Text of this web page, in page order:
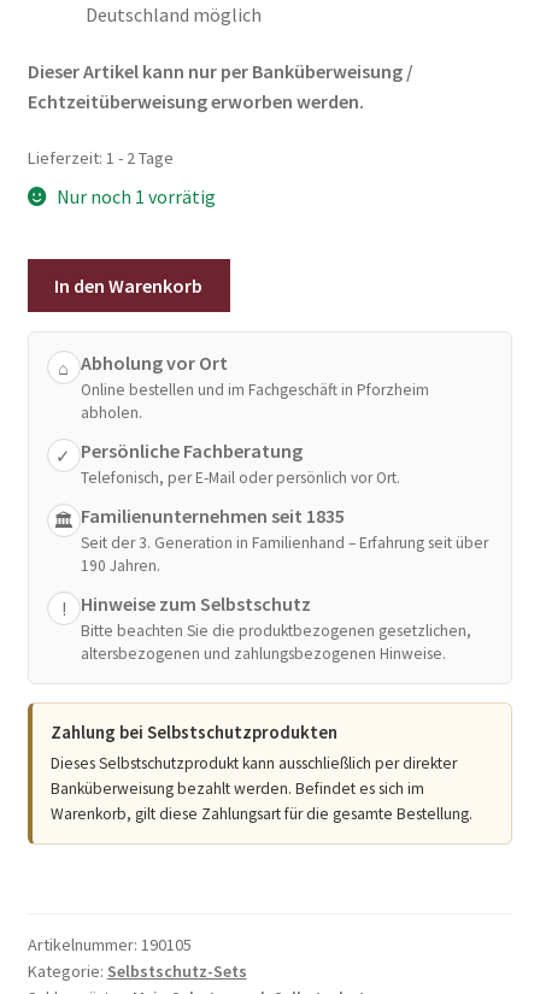
Deutschland möglich
Dieser Artikel kann nur per Banküberweisung /
Echtzeitüberweisung erworben werden.
Lieferzeit: 1 - 2 Tage
Nur noch 1 vorrätig
Set
Mein
Schutzengel
schwarz
Menge
In den Warenkorb
⌂ Abholung vor Ort
Online bestellen und im Fachgeschäft in Pforzheim
abholen.
✓ Persönliche Fachberatung
Telefonisch, per E-Mail oder persönlich vor Ort.
🏛 Familienunternehmen seit 1835
Seit der 3. Generation in Familienhand – Erfahrung seit über
190 Jahren.
! Hinweise zum Selbstschutz
Bitte beachten Sie die produktbezogenen gesetzlichen,
altersbezogenen und zahlungsbezogenen Hinweise.
Zahlung bei Selbstschutzprodukten
Dieses Selbstschutzprodukt kann ausschließlich per direkter
Banküberweisung bezahlt werden. Befindet es sich im
Warenkorb, gilt diese Zahlungsart für die gesamte Bestellung.
Artikelnummer: 190105
Kategorie: Selbstschutz-Sets